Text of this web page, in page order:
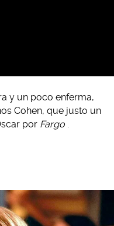
y un poco enferma,
Cohen, que justo un
por Fargo .